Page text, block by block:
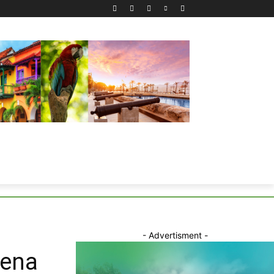
- Advertisment -